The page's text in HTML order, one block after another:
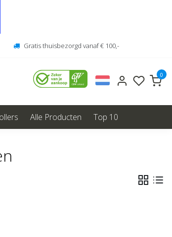
Gratis thuisbezorgd vanaf € 100,-
0
Alle Producten Top 10